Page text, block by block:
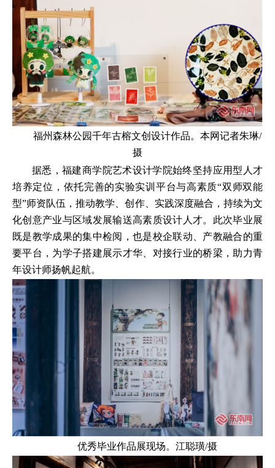
福州森林公园千年古榕文创设计作品。本网记者朱琳/
摄
据悉，福建商学院艺术设计学院始终坚持应用型人才
培养定位，依托完善的实验实训平台与高素质“双师双能
型”师资队伍，推动教学、创作、实践深度融合，持续为文
化创意产业与区域发展输送高素质设计人才。此次毕业展
既是教学成果的集中检阅，也是校企联动、产教融合的重
要平台，为学子搭建展示才华、对接行业的桥梁，助力青
年设计师扬帆起航。
优秀毕业作品展现场。江聪璜/摄